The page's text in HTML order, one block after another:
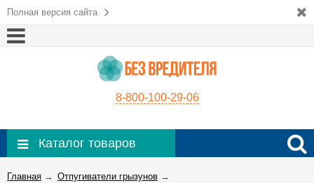
Полная версия сайта
8-800-100-29-06
Каталог товаров
Главная → Отпугиватели грызунов →